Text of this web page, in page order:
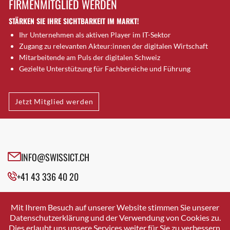
Brugg AG
Brütten
Bubendorf
Bubikon
Buchs (SG)
Bäretswil
Bülach
Cazis
Crissier
Davos Platz
Dierikon
Dietikon
FIRMENMITGLIED WERDEN
STÄRKEN SIE IHRE SICHTBARKEIT IM MARKT!
Ihr Unternehmen als aktiven Player im IT-Sektor
Zugang zu relevanten Akteur:innen der digitalen Wirtschaft
Mitarbeitende am Puls der digitalen Schweiz
Gezielte Unterstützung für Fachbereiche und Führung
Jetzt Mitglied werden
INFO@SWISSICT.CH
+41 43 336 40 20
SWISSICT
VULKANSTRASSE 120
8048 ZURICH
Mit Ihrem Besuch auf unserer Website stimmen Sie unserer
Datenschutzerklärung und der Verwendung von Cookies zu.
Dies erlaubt uns unsere Services weiter für Sie zu verbessern.